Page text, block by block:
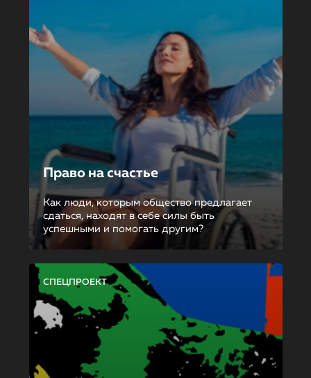
Право на счастье
Как люди, которым общество предлагает
сдаться, находят в себе силы быть
успешными и помогать другим?
СПЕЦПРОЕКТ